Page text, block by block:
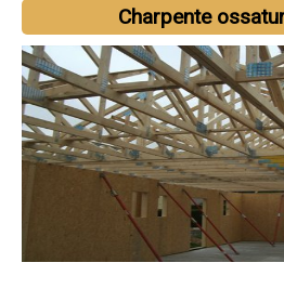
Charpente